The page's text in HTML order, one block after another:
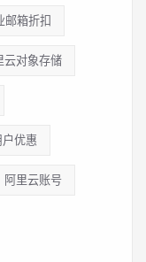
邮箱折扣
云对象存储
优惠
阿里云账号